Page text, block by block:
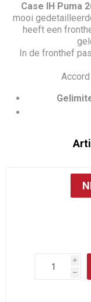
Case IH Puma
mooi
heeft een
In de fronthef
i
h